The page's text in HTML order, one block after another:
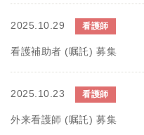
2025.10.29 看護師
看護補助者 (嘱託) 募集
2025.10.23 看護師
外来看護師 (嘱託) 募集